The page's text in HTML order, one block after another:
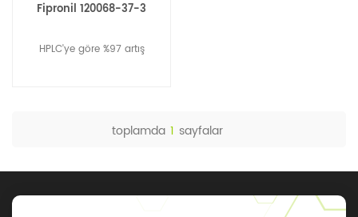
Fipronil 120068-37-3
HPLC'ye göre %97 artış
toplamda 1 sayfalar